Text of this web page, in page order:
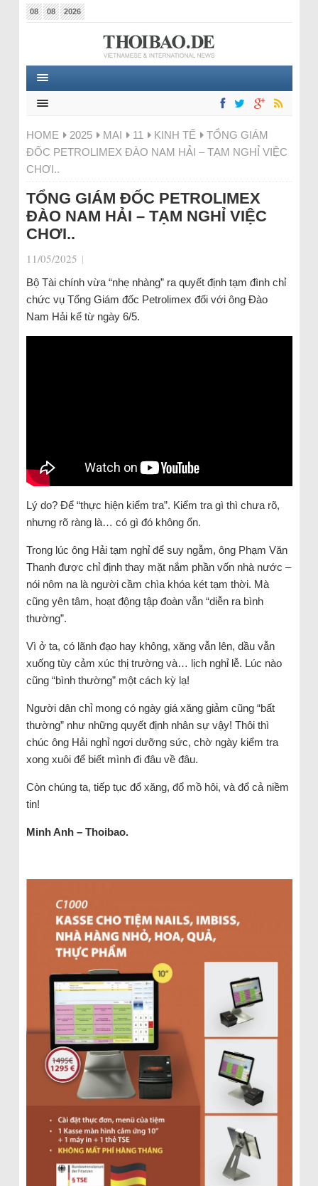
08 08 2026
HOME 2025 MAI 11 KINH TẾ
TỔNG GIÁM
ĐỐC PETROLIMEX ĐÀO NAM HẢI – TẠM NGHỈ VIỆC
CHƠI..
TỔNG GIÁM ĐỐC PETROLIMEX
ĐÀO NAM HẢI – TẠM NGHỈ VIỆC
CHƠI..
11/05/2025 |
Bộ Tài chính vừa “nhẹ nhàng” ra quyết định tạm đình chỉ
chức vụ Tổng Giám đốc Petrolimex đối với ông Đào
Nam Hải kể từ ngày 6/5.
Lý do? Để “thực hiện kiểm tra”. Kiểm tra gì thì chưa rõ,
nhưng rõ ràng là… có gì đó không ổn.
Trong lúc ông Hải tạm nghỉ để suy ngẫm, ông Phạm Văn
Thanh được chỉ định thay mặt nắm phần vốn nhà nước –
nói nôm na là người cầm chìa khóa két tạm thời. Mà
cũng yên tâm, hoạt động tập đoàn vẫn “diễn ra bình
thường”.
Vì ở ta, có lãnh đạo hay không, xăng vẫn lên, dầu vẫn
xuống tùy cảm xúc thị trường và… lịch nghỉ lễ. Lúc nào
cũng “bình thường” một cách kỳ lạ!
Người dân chỉ mong có ngày giá xăng giảm cũng “bất
thường” như những quyết định nhân sự vậy! Thôi thì
chúc ông Hải nghỉ ngơi dưỡng sức, chờ ngày kiểm tra
xong xuôi để biết mình đi đâu về đâu.
Còn chúng ta, tiếp tục đổ xăng, đổ mồ hôi, và đổ cả niềm
tin!
Minh Anh – Thoibao.